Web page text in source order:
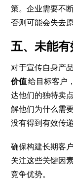
策。企业需要不
否则可能会失去
五、未能
对于宣传自身产
价值给目标客户
达他们的独特卖
解他们为什么需
没有得到有效传
确保构建长期客
关注这些关键因
竞争优势。